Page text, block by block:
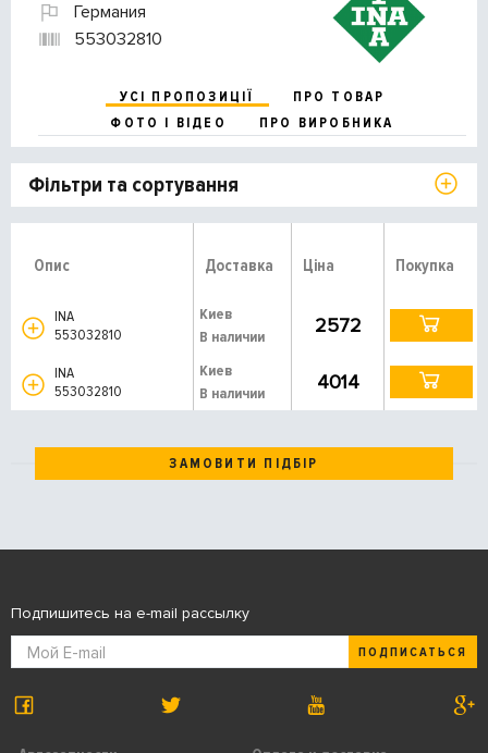
Германия
553032810
УСІ ПРОПОЗИЦІЇ
ПРО ТОВАР
ФОТО І ВІДЕО
ПРО ВИРОБНИКА
Фільтри та сортування
Опис Доставка Ціна Покупка
INA
553032810
Киев
В наличии
2572
INA
553032810
Киев
В наличии
4014
ЗАМОВИТИ ПІДБІР
Подпишитесь на e-mail рассылку
ПОДПИСАТЬСЯ